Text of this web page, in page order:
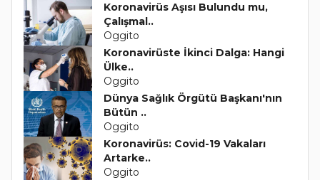
Koronavirüs Aşısı Bulundu mu,
Çalışmal..
Oggito
Koronavirüste İkinci Dalga: Hangi
Ülke..
Oggito
Dünya Sağlık Örgütü Başkanı'nın
Bütün ..
Oggito
Koronavirüs: Covid-19 Vakaları
Artarke..
Oggito